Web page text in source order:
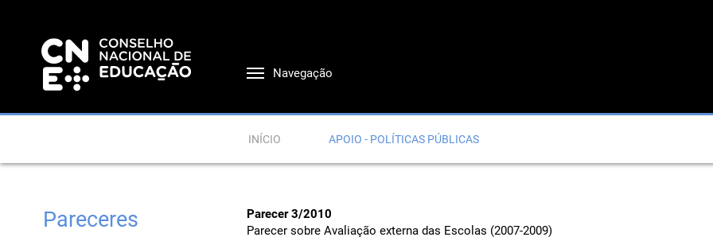
Navegação
INÍCIO APOIO - POLÍTICAS PÚBLICAS
Pareceres
Parecer 3/2010
Parecer sobre Avaliação externa das Escolas (2007-2009)